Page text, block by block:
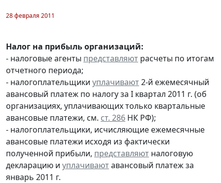
28 февраля 2011
Налог на прибыль организаций:
- налоговые агенты представляют расчеты по итогам
отчетного периода;
- налогоплательщики уплачивают2-й ежемесячный
авансовый платеж по налогу за I квартал 2011 г. (об
организациях, уплачивающих только квартальные
авансовые платежи, см. ст. 286 НК РФ);
- налогоплательщики, исчисляющие ежемесячные
авансовые платежи исходя из фактически
полученной прибыли, представляют налоговую
декларацию и уплачиваютавансовый платеж за
январь 2011 г.